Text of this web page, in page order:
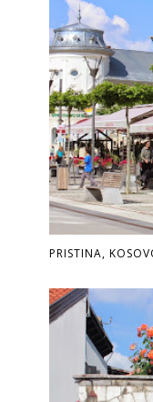
PRISTINA,